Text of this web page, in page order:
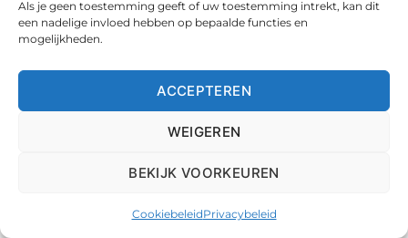
Als je geen toestemming geeft of uw toestemming intrekt, kan dit
een nadelige invloed hebben op bepaalde functies en
mogelijkheden.
ACCEPTEREN
WEIGEREN
BEKIJK VOORKEUREN
CookiebeleidPrivacybeleid
ontbreken. In 1906 werd Nilfisk opgericht. Hun
eerste product was een stofzuiger. Ze hebben zich
sindsdien verder ontwikkeld. Ze produceren
industriële reinigingssystemen en zijn expert in
alles wat met schoonmaken te maken heeft. Het
merk is uitgegroeid tot een wereldwijd concern
met vestigingen in zo’n 100 landen. Nilfisk is
waardoor ze de eerste klas kwaliteit bieden.